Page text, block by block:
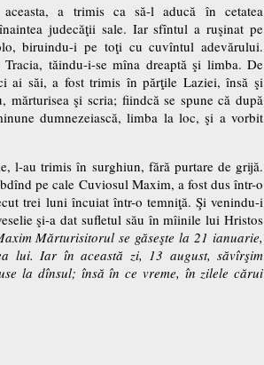
a trimis ca să-l aducă în cetatea
judecăţii sale. Iar sfîntul a ruşinat pe
biruindu-i pe toţi cu cuvîntul adevărului.
tăindu-i-se mîna dreaptă şi limba. De
ai săi, a fost trimis în părţile Laziei, însă şi
şi scria; fiindcă se spune că după
dumnezeiască, limba la loc, şi a vorbit
l-au trimis în surghiun, fără purtare de grijă.
pe cale Cuviosul Maxim, a fost dus într-o
trei luni încuiat într-o temniţă. Şi venindu-i
şi-a dat sufletul său în mîinile lui Hristos
Mărturisitorul se găseşte la 21 ianuarie,
lui. Iar în această zi, 13 august, săvîrşim
la dînsul; însă în ce vreme, în zilele cărui